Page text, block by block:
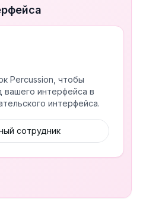
Percussion, чтобы
вашего интерфейса в
интерфейса.
сотрудник